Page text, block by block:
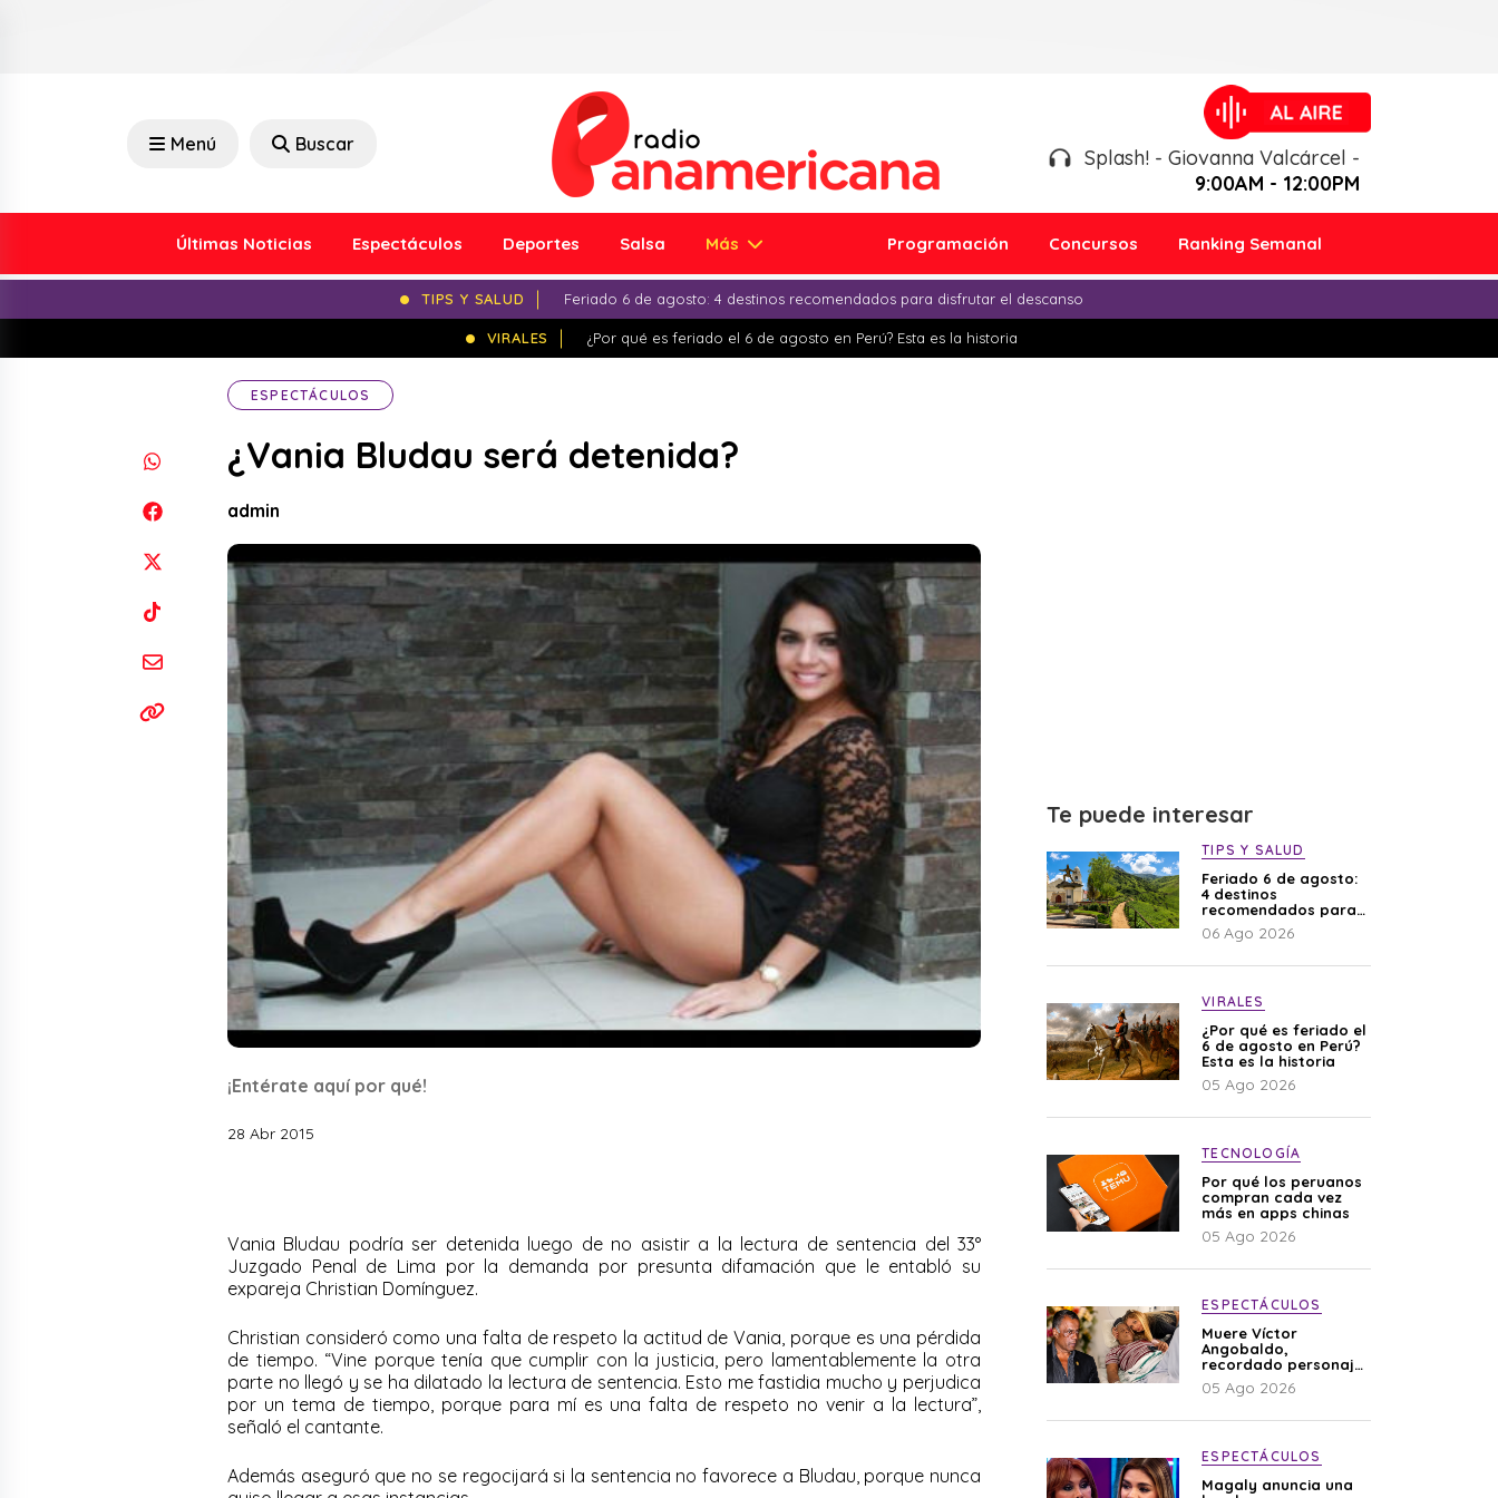
Menú Buscar
Splash! - Giovanna Valcárcel -
9:00AM - 12:00PM
Últimas Noticias Espectáculos Deportes Salsa Más Programación Concursos Ranking Semanal
TIPS Y SALUD Feriado 6 de agosto: 4 destinos recomendados para disfrutar el descanso
VIRALES ¿Por qué es feriado el 6 de agosto en Perú? Esta es la historia
ESPECTÁCULOS
¿Vania Bludau será detenida?
admin
¡Entérate aquí por qué!
28 Abr 2015
Vania Bludau podría ser detenida luego de no asistir a la lectura de sentencia del 33°
Juzgado Penal de Lima por la demanda por presunta difamación que le entabló su
expareja Christian Domínguez.
Christian consideró como una falta de respeto la actitud de Vania, porque es una pérdida
de tiempo. “Vine porque tenía que cumplir con la justicia, pero lamentablemente la otra
parte no llegó y se ha dilatado la lectura de sentencia. Esto me fastidia mucho y perjudica
por un tema de tiempo, porque para mí es una falta de respeto no venir a la lectura”,
señaló el cantante.
Además aseguró que no se regocijará si la sentencia no favorece a Bludau, porque nunca
Te puede interesar
TIPS Y SALUD
Feriado 6 de agosto:
4 destinos
recomendados para
disfrutar el descanso
06 Ago 2026
VIRALES
¿Por qué es feriado el
6 de agosto en Perú?
Esta es la historia
05 Ago 2026
TECNOLOGÍA
Por qué los peruanos
compran cada vez
más en apps chinas
05 Ago 2026
ESPECTÁCULOS
Muere Víctor
Angobaldo,
recordado personaje
de la farándula y
expareja de Shirley
05 Ago 2026
ESPECTÁCULOS
Magaly anuncia una